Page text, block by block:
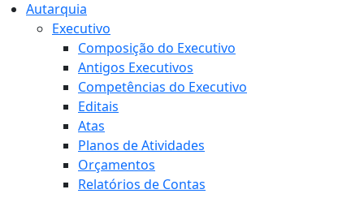
Autarquia
Executivo
Composição do Executivo
Antigos Executivos
Competências do Executivo
Editais
Atas
Planos de Atividades
Orçamentos
Relatórios de Contas